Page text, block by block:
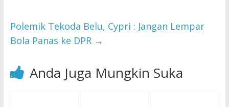
Polemik Tekoda Belu, Cypri : Jangan Lempar
Bola Panas ke DPR →
Anda Juga Mungkin Suka